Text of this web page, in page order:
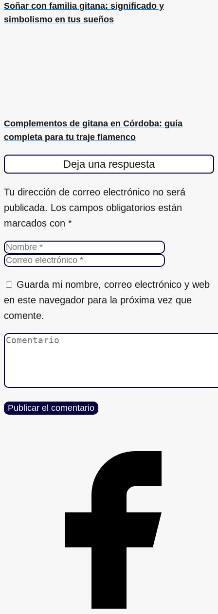
Soñar con familia gitana: significado y
simbolismo en tus sueños
Complementos de gitana en Córdoba: guía
completa para tu traje flamenco
Deja una respuesta
Tu dirección de correo electrónico no será
publicada. Los campos obligatorios están
marcados con *
Guarda mi nombre, correo electrónico y web
en este navegador para la próxima vez que
comente.